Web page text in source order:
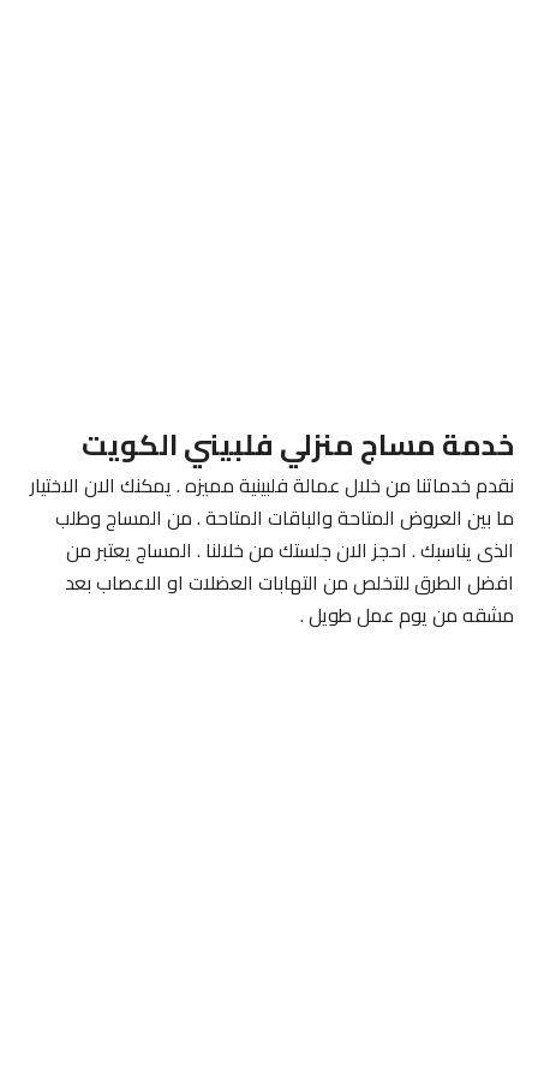
خدمة مساج منزلي فلبيني الكويت
نقدم خدماتنا من خلال عمالة فلبينية مميزه . يمكنك الان الاختيار
ما بين العروض المتاحة والباقات المتاحة . من المساج وطلب
الذى يناسبك . احجز الان جلستك من خلالنا . المساج يعتبر من
افضل الطرق للتخلص من التهابات العضلات او الاعصاب بعد
مشقه من يوم عمل طويل .